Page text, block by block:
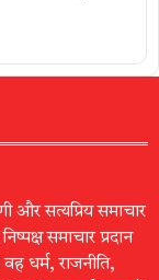
सत्यप्रिय समाचार
समाचार प्रदान
धर्म, राजनीति,